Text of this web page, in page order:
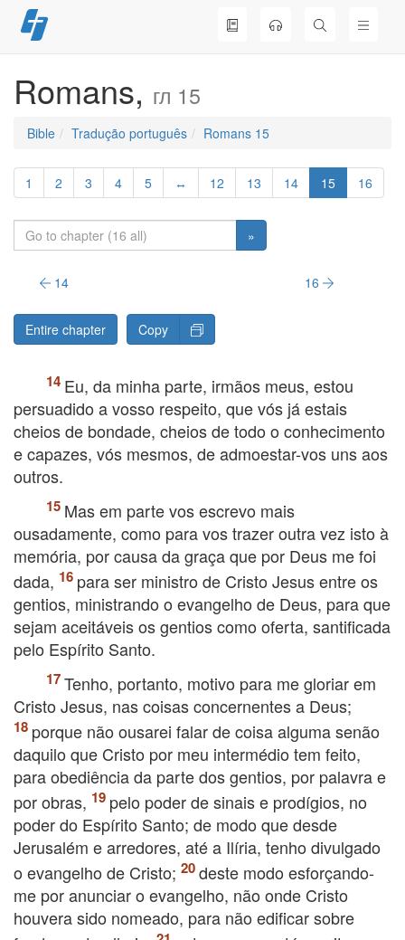
Skip
to
Romans, гл 15
Bible Tradução português Romans 15
1 2 3 4 5 ↔ 12 13 14 15 16
»
14 16
Entire chapter Copy
Eu, da minha parte, irmãos meus, estou
persuadido a vosso respeito, que vós já estais
cheios de bondade, cheios de todo o conhecimento
e capazes, vós mesmos, de admoestar-vos uns aos
outros.
Mas em parte vos escrevo mais
ousadamente, como para vos trazer outra vez isto à
memória, por causa da graça que por Deus me foi
dada,
para ser ministro de Cristo Jesus entre os
gentios, ministrando o evangelho de Deus, para que
sejam aceitáveis os gentios como oferta, santificada
pelo Espírito Santo.
Tenho, portanto, motivo para me gloriar em
Cristo Jesus, nas coisas concernentes a Deus;
porque não ousarei falar de coisa alguma senão
daquilo que Cristo por meu intermédio tem feito,
para obediência da parte dos gentios, por palavra e
por obras,
pelo poder de sinais e prodígios, no
poder do Espírito Santo; de modo que desde
Jerusalém e arredores, até a Ilíria, tenho divulgado
o evangelho de Cristo;
deste modo esforçando-
me por anunciar o evangelho, não onde Cristo
houvera sido nomeado, para não edificar sobre